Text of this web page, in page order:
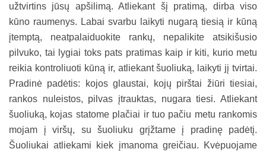
užtvirtins jūsų apšilimą. Atliekant šį pratimą, dirba viso
kūno raumenys. Labai svarbu laikyti nugarą tiesią ir kūną
įtemptą, neatpalaiduokite rankų, nepalikite atsikišusio
pilvuko, tai lygiai toks pats pratimas kaip ir kiti, kurio metu
reikia kontroliuoti kūną ir, atliekant šuoliuką, laikyti jį tvirtai.
Pradinė padėtis: kojos glaustai, kojų pirštai žiūri tiesiai,
rankos nuleistos, pilvas įtrauktas, nugara tiesi. Atliekant
šuoliuką, kojas statome plačiai ir tuo pačiu metu rankomis
mojam į viršų, su šuoliuku grįžtame į pradinę padėtį.
Šuoliukai atliekami kiek įmanoma greičiau. Kvėpuojame